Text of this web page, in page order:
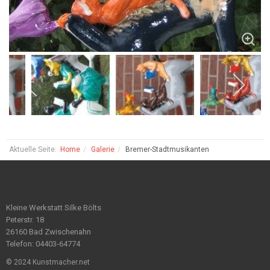
Aktuelle Seite: Home Galerie Bremer-Stadtmusikanten
Kleine Werkstatt Silke Bölts
Peterstr. 18
26160 Bad Zwischenahn
Telefon: 04403-64774
© 2024 Kunstmacher.net